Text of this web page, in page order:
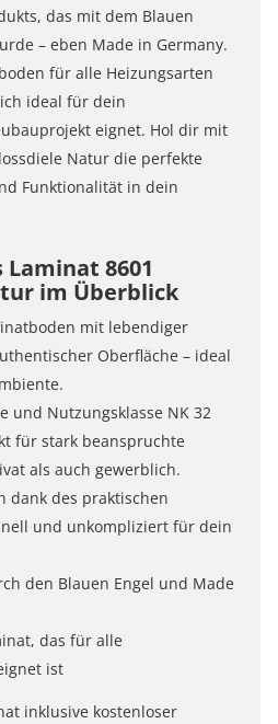
das mit dem Blauen
– eben Made in Germany.
für alle Heizungsarten
ideal für dein
eignet. Hol dir mit
Natur die perfekte
Funktionalität in dein
8601
im Überblick
mit lebendiger
Oberfläche – ideal
und Nutzungsklasse NK 32
für stark beanspruchte
als auch gewerblich.
dank des praktischen
und unkompliziert für dein
den Blauen Engel und Made
das für alle
ist
inklusive kostenloser